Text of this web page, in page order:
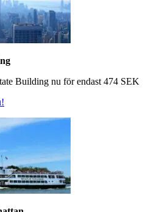
Building nu för endast 474 SEK